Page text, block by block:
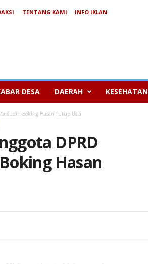
TENTANG KAMI
INFO IKLAN
DESA DAERAH KESEHATAN
Boking Hasan Tutup Usia
DPRD
Hasan